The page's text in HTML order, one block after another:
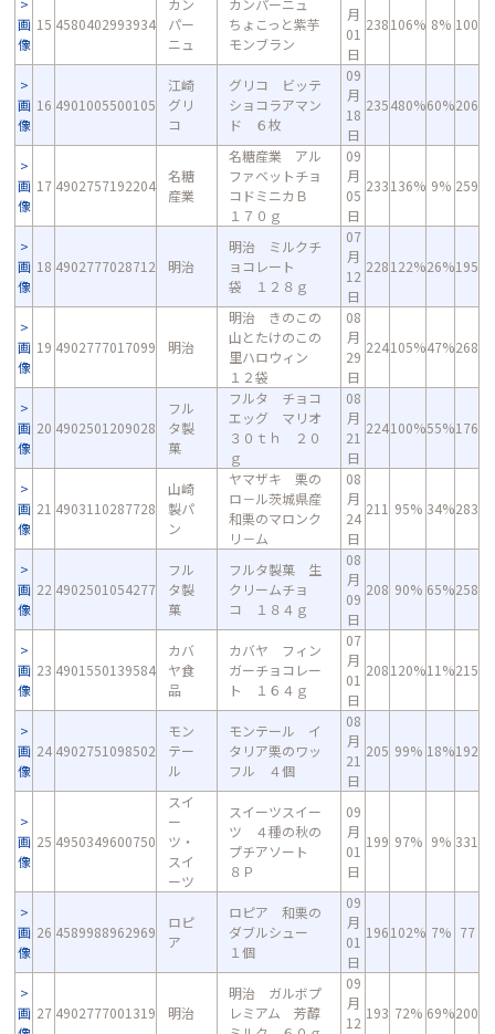
画
像
15 4580402993934
カン
パー
ニュ
カンパーニュ
ちょこっと紫芋
モンブラン
月
01
日
238106% 8% 100
画
像
16 4901005500105
江崎
グリ
コ
グリコ ビッテ
ショコラアマン
ド ６枚
09
月
18
日
235480%60%206
画
像
17 4902757192204
名糖
産業
名糖産業 アル
ファベットチョ
コドミニカＢ
１７０ｇ
09
月
05
日
233136% 9% 259
画
像
18 4902777028712 明治
明治 ミルクチ
ョコレート
袋 １２８ｇ
07
月
12
日
228122%26%195
画
像
19 4902777017099 明治
明治 きのこの
山とたけのこの
里ハロウィン
１２袋
08
月
29
日
224105%47%268
画
像
20 4902501209028
フル
タ製
菓
フルタ チョコ
エッグ マリオ
３０ｔｈ ２０
ｇ
08
月
21
日
224100%55%176
画
像
21 4903110287728
山崎
製パ
ン
ヤマザキ 栗の
ロ－ル茨城県産
和栗のマロンク
リ－ム
08
月
24
日
211 95% 34%283
画
像
22 4902501054277
フル
タ製
菓
フルタ製菓 生
クリームチョ
コ １８４ｇ
08
月
09
日
208 90% 65%258
画
像
23 4901550139584
カバ
ヤ食
品
カバヤ フィン
ガーチョコレー
ト １６４ｇ
07
月
01
日
208120%11%215
画
像
24 4902751098502
モン
テー
ル
モンテール イ
タリア栗のワッ
フル ４個
08
月
21
日
205 99% 18%192
画
像
25 4950349600750
スイ
ー
ツ・
スイ
ーツ
スイーツスイー
ツ ４種の秋の
プチアソート
８Ｐ
09
月
01
日
199 97% 9% 331
画
像
26 4589988962969
ロピ
ア
ロピア 和栗の
ダブルシュー
１個
09
月
01
日
196102% 7% 77
画 27 4902777001319 明治
明治 ガルボプ
レミアム 芳醇
09
月
12
193 72% 69%200